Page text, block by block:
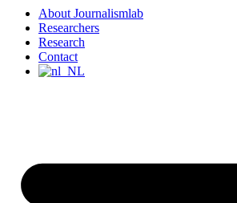
About Journalismlab
Researchers
Research
Contact